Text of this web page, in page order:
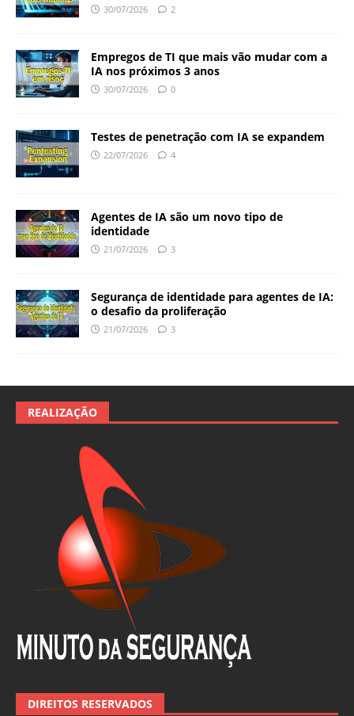
30/07/2026 2
Empregos de TI que mais vão mudar com a
IA nos próximos 3 anos
30/07/2026 0
Testes de penetração com IA se expandem
22/07/2026 4
Agentes de IA são um novo tipo de
identidade
21/07/2026 3
Segurança de identidade para agentes de IA:
o desafio da proliferação
21/07/2026 3
REALIZAÇÃO
DIREITOS RESERVADOS